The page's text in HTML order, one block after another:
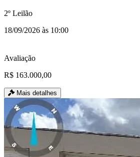
2º Leilão
18/09/2026 às 10:00
Avaliação
R$ 163.000,00
Mais detalhes